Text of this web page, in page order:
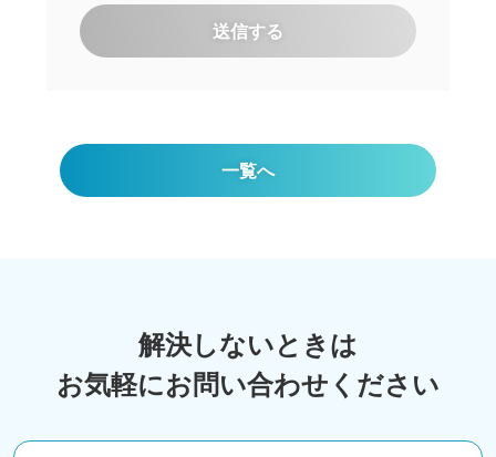
送信する
一覧へ
解決しないときは
お気軽にお問い合わせください